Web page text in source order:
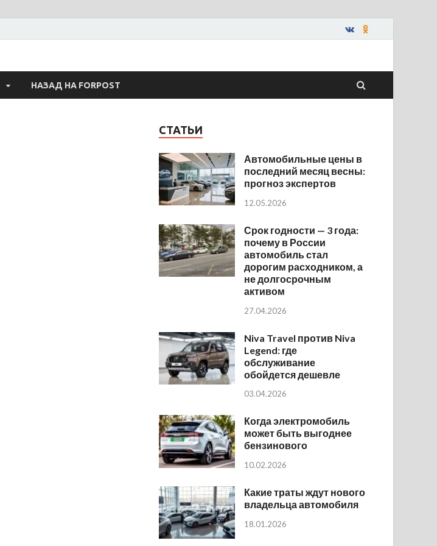
НАЗАД НА FORPOST
СТАТЬИ
Автомобильные цены в
последний месяц весны:
прогноз экспертов
12.05.2026
Срок годности — 3 года:
почему в России
автомобиль стал
дорогим расходником, а
не долгосрочным
активом
27.04.2026
Niva Travel против Niva
Legend: где
обслуживание
обойдется дешевле
03.04.2026
Когда электромобиль
может быть выгоднее
бензинового
10.02.2026
Какие траты ждут нового
владельца автомобиля
18.01.2026